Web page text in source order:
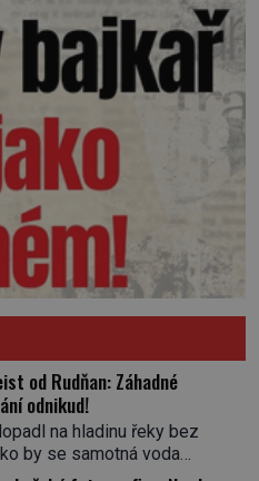
od Rudňan: Záhadné
odnikud!
na hladinu řeky bez
by se samotná voda
Mladší z chlapců